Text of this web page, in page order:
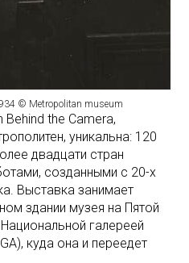
© Мetropolitan museum
the Camera,
уникальна: 120
двадцати стран
созданными с 20-х
Выставка занимает
здании музея на Пятой
галереей
куда она и переедет